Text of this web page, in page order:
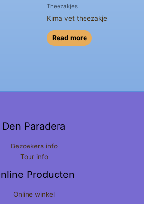
Theezakjes
Kima vet theezakje
Read more
Den Paradera
Bezoekers info
Tour info
Producten
Online winkel